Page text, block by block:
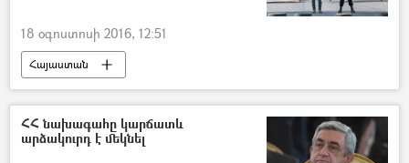
18 օգոստոսի 2016, 12:51
Հայաստան
ՀՀ նախագահը կարճատև
արձակուրդ է մեկնել